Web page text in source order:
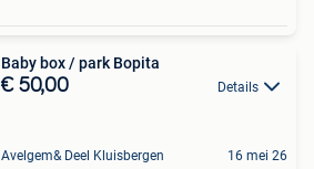
Baby box / park Bopita
€ 50,00 Details
Avelgem& Deel Kluisbergen 16 mei 26